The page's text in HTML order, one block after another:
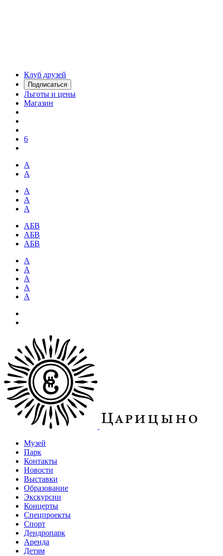
Клуб друзей
Подписаться
Льготы и цены
Магазин
6
А
А
А
А
А
АБВ
АБВ
АБВ
А
А
А
А
А
Музей
Парк
Контакты
Новости
Выставки
Образование
Экскурсии
Концерты
Спецпроекты
Спорт
Дендропарк
Аренда
Детям